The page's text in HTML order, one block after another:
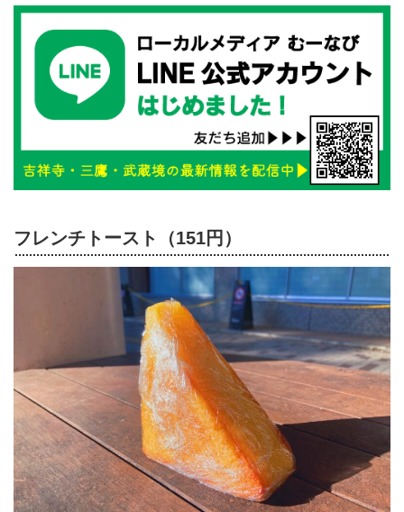
フレンチトースト（151円）